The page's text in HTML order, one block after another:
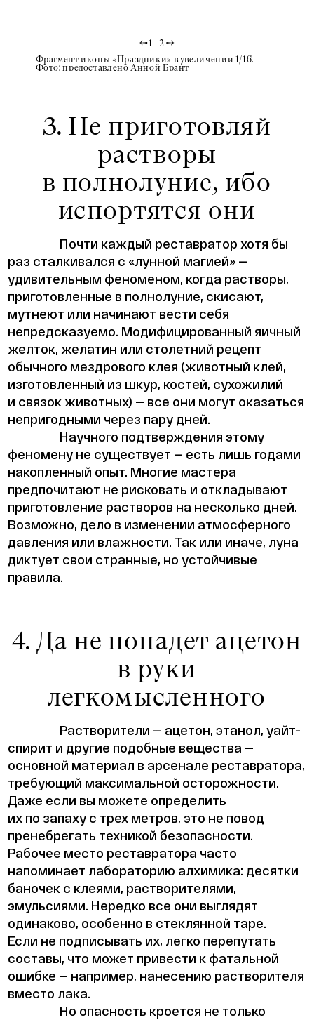
Фрагмент иконы «Праздники» в увеличении 1/16.
Фото: предоставлено Анной Брант
1 —2
3. Не приготовляй
растворы
в полнолуние, ибо
испортятся они
Почти каждый реставратор хотя бы
раз сталкивался с «лунной магией» —
удивительным феноменом, когда растворы,
приготовленные в полнолуние, скисают,
мутнеют или начинают вести себя
непредсказуемо. Модифицированный яичный
желток, желатин или столетний рецепт
обычного мездрового клея (животный клей,
изготовленный из шкур, костей, сухожилий
и связок животных) — все они могут оказаться
непригодными через пару дней.
Научного подтверждения этому
феномену не существует — есть лишь годами
накопленный опыт. Многие мастера
предпочитают не рисковать и откладывают
приготовление растворов на несколько дней.
Возможно, дело в изменении атмосферного
давления или влажности. Так или иначе, луна
диктует свои странные, но устойчивые
правила.
4. Да не попадет ацетон
в руки
легкомысленного
Растворители — ацетон, этанол, уайт-
спирит и другие подобные вещества —
основной материал в арсенале реставратора,
требующий максимальной осторожности.
Даже если вы можете определить
их по запаху с трех метров, это не повод
пренебрегать техникой безопасности.
Рабочее место реставратора часто
напоминает лабораторию алхимика: десятки
баночек с клеями, растворителями,
эмульсиями. Нередко все они выглядят
одинаково, особенно в стеклянной таре.
Если не подписывать их, легко перепутать
составы, что может привести к фатальной
ошибке — например, нанесению растворителя
вместо лака.
Но опасность кроется не только